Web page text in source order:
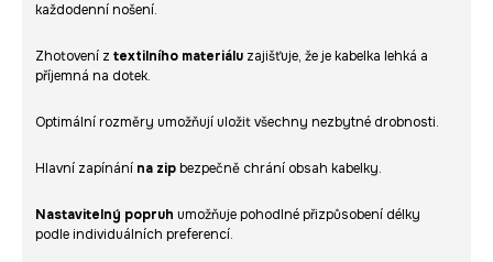
každodenní nošení.
Zhotovení z textilního materiálu zajišťuje, že je kabelka lehká a
příjemná na dotek.
Optimální rozměry umožňují uložit všechny nezbytné drobnosti.
Hlavní zapínání na zip bezpečně chrání obsah kabelky.
Nastavitelný popruh umožňuje pohodlné přizpůsobení délky
podle individuálních preferencí.